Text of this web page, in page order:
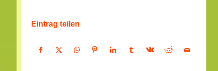
Eintrag teilen